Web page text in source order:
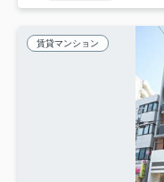
賃貸マンション